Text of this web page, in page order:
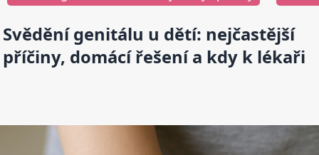
Svědění genitálu u dětí: nejčastější
příčiny, domácí řešení a kdy k lékaři